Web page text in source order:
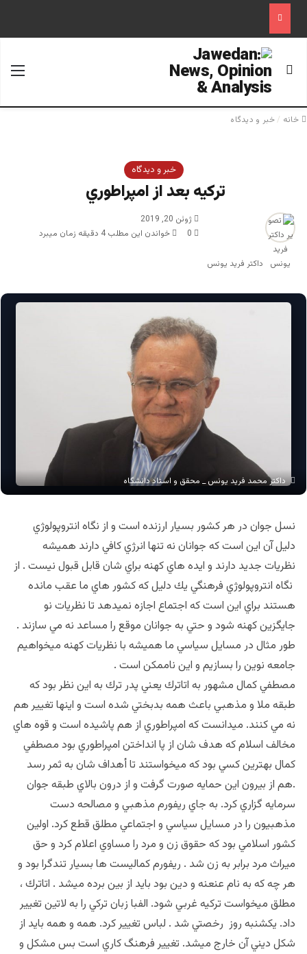
جستجو برای
خانه /خبر و دیدگاه
خبر و دیدگاه
تركيه بعد از امپراطوري ‎
داکتر فرید یونس
ژوئن 20, 2019
0
خواندن این مطلب 4 دقیقه زمان میبرد
داکتر محمد فرید یونس _ محقق و استاد دانشگاه
نسل جوان در هر كشور بسيار ارزنده است و از نگاه انتروپولوژي
دليل آن اين است كه جوانان نه تنها انرژي كافي دارند هميشه
نظريات جديد دارند و ايده هاي كهنه براي شان قابل قبول نيست . از
نگاه انتروپولوژي فرهنگي يك دليل كه كشور هاي ما عقب مانده
هستند براي اين است كه اجتماع اجازه نميدهد تا نظريات نو
جايگزين كهنه شود و حتي به جوانان موقع را مساعد نه مي سازند .
طور مثال در مسايل سياسي ما هميشه با نظريات كهنه ميخواهيم
جامعه نوين را بسازيم و اين ناممكن است .
مصطفي كمال مشهور به اتاترك يعني پدر ترك به اين نظر بود كه
طبقه ملا و مذهبي باعث همه بدبختي شده است و اينها تغيير هم
نه مي كنند. ميدانست كه امپراطوري از هم پاشيده است و قوه هاي
مخالف اسلام كه هدف شان از پا انداختن امپراطوري بود مصطفي
كمال بهترين كسي بود كه ميخواستند تا أهداف شان به ثمر رسد
.هم از بيرون اين حمايه صورت گرفت و از درون بالاي طبقه جوان
سرمايه گزاري كرد. به جاي ريفورم مذهبي و مصالحه دست
مذهبيون را در مسايل سياسي و اجتماعي مطلق قطع كرد. اولين
كشور اسلامي بود كه حقوق زن و مرد را مساوي اعلام كرد و حق
ميراث مرد برابر به زن شد . ريفورم كماليست ها بسيار تندگرا بود و
هر چه كه به نام عنعنه و دين بود بايد از بين برده ميشد . اتاترك ،
مطلق ميخواست تركيه غربي شود. الفبا زبان تركي را به لاتين تغيير
داد. يكشنبه روز رخصتي شد . لباس تغيير كرد. همه و همه بايد از
شكل ديني آن خارج ميشد. تغيير فرهنگ كاري است بس مشكل و